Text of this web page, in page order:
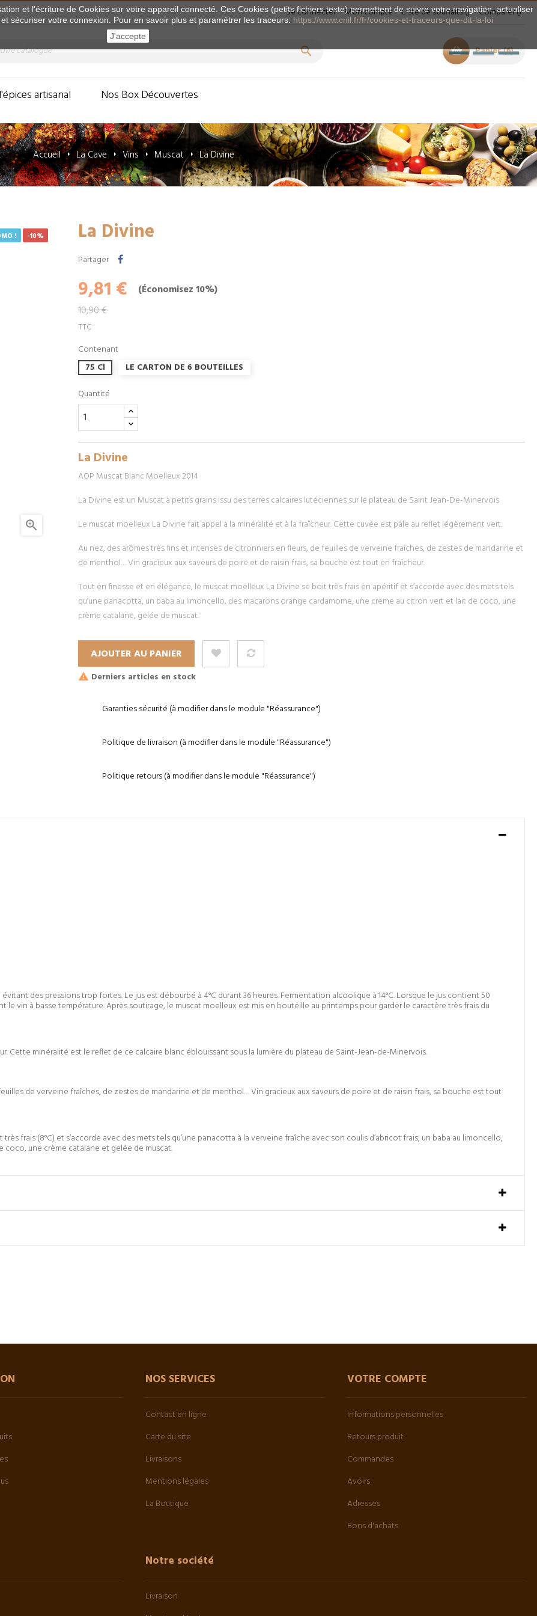
Se connecter Mon compte Liste de souhaits Comparer
 Panier 6
artisanal Nos Box Découvertes
Accueil La Cave Vins Muscat La Divine
! -10%

La Divine
Partager
9,81 €
Économisez 10%
10,90 €
TTC
Contenant
75 Cl
LE CARTON DE 6 BOUTEILLES
Quantité
La Divine
AOP Muscat Blanc Moelleux 2014
La Divine est un Muscat à petits grains issu des terres calcaires lutéciennes sur le plateau de Saint Jean-De-Minervois
Le muscat moelleux La Divine fait appel à la minéralité et à la fraîcheur. Cette cuvée est pâle au reflet légèrement vert.
Au nez, des arômes très fins et intenses de citronniers en fleurs, de feuilles de verveine fraîches, de zestes de mandarine et
de menthol… Vin gracieux aux saveurs de poire et de raisin frais, sa bouche est tout en fraîcheur.
Tout en finesse et en élégance, le muscat moelleux La Divine se boit très frais en apéritif et s’accorde avec des mets tels
qu’une panacotta, un baba au limoncello, des macarons orange cardamome, une crème au citron vert et lait de coco, une
crème catalane, gelée de muscat.
AJOUTER AU PANIER
Derniers articles en stock
Garanties sécurité (à modifier dans le module "Réassurance")
Politique de livraison (à modifier dans le module "Réassurance")
Politique retours (à modifier dans le module "Réassurance")
des pressions trop fortes. Le jus est débourbé à 4°C durant 36 heures. Fermentation alcoolique à 14°C. Lorsque le jus contient 50
vin à basse température. Après soutirage, le muscat moelleux est mis en bouteille au printemps pour garder le caractère très frais du
Cette minéralité est le reflet de ce calcaire blanc éblouissant sous la lumière du plateau de Saint-Jean-de-Minervois.
de verveine fraîches, de zestes de mandarine et de menthol… Vin gracieux aux saveurs de poire et de raisin frais, sa bouche est tout
frais (8°C) et s’accorde avec des mets tels qu’une panacotta à la verveine fraîche avec son coulis d’abricot frais, un baba au limoncello,
une crème catalane et gelée de muscat.
NOS SERVICES
Contact en ligne
Carte du site
Livraisons
Mentions légales
La Boutique
VOTRE COMPTE
Informations personnelles
Retours produit
Commandes
Avoirs
Adresses
Bons d'achats
et l'écriture de Cookies sur votre appareil connecté. Ces Cookies (petits fichiers texte) permettent de suivre votre navigation, actualiser
sécuriser votre connexion. Pour en savoir plus et paramétrer les traceurs: https://www.cnil.fr/fr/cookies-et-traceurs-que-dit-la-loi
J'accepte
Notre société
Livraison